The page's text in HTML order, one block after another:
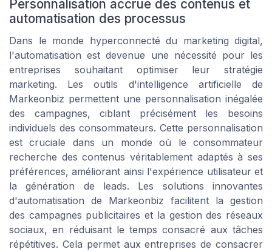
Personnalisation accrue des contenus et
automatisation des processus
Dans le monde hyperconnecté du marketing digital,
l'automatisation est devenue une nécessité pour les
entreprises souhaitant optimiser leur stratégie
marketing. Les outils d'intelligence artificielle de
Markeonbiz permettent une personnalisation inégalée
des campagnes, ciblant précisément les besoins
individuels des consommateurs. Cette personnalisation
est cruciale dans un monde où le consommateur
recherche des contenus véritablement adaptés à ses
préférences, améliorant ainsi l'expérience utilisateur et
la génération de leads. Les solutions innovantes
d'automatisation de Markeonbiz facilitent la gestion
des campagnes publicitaires et la gestion des réseaux
sociaux, en réduisant le temps consacré aux tâches
répétitives. Cela permet aux entreprises de consacrer